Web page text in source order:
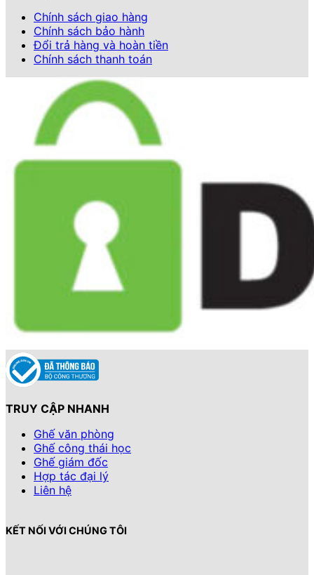
Chính sách giao hàng
Chính sách bảo hành
Đổi trả hàng và hoàn tiền
Chính sách thanh toán
TRUY CẬP NHANH
Ghế văn phòng
Ghế công thái học
Ghế giám đốc
Hợp tác đại lý
Liên hệ
KẾT NỐI VỚI CHÚNG TÔI